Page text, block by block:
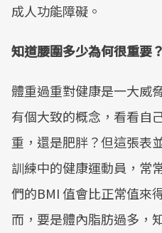
成人功能障礙。
知道腰圍多少為何很重要？
體重過重對健康是一大威
有個大致的概念，看看自
重，還是肥胖？但這張表
訓練中的健康運動員，常
們的BMI 值會比正常值來
而，要是體內脂肪過多，